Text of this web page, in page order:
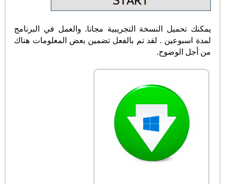
يمكنك تحميل النسخة التجريبية مجانا. والعمل في البرنامج
لمدة اسبوعين . لقد تم بالفعل تضمين بعض المعلومات هناك
من أجل الوضوح.